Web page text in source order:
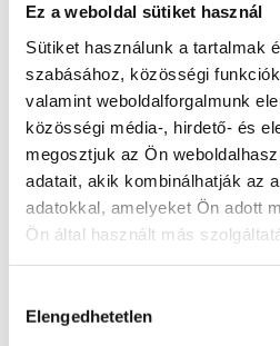
Ez a weboldal sütiket használ
Sütiket használunk a tartalmak
szabásához, közösségi
valamint weboldalforgalmunk
közösségi média-, hirdető- és
megosztjuk az Ön
adatait, akik kombinálhatják az
adatokkal, amelyeket Ön adott
Ön által használt más
kiválasztása
Elengedhetetlen
Bruttó terület
Nettó terület
Szobák száma